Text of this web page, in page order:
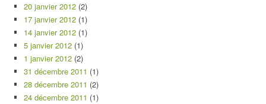
20 janvier 2012 (2)
17 janvier 2012 (1)
14 janvier 2012 (1)
5 janvier 2012 (1)
1 janvier 2012 (2)
31 décembre 2011 (1)
28 décembre 2011 (2)
24 décembre 2011 (1)